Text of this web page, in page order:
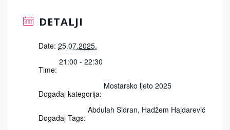
DETALJI
Date: 25.07.2025.
Time:
21:00 - 22:30
Događaj kategorija:
Mostarsko ljeto 2025
Događaj Tags:
Abdulah Sidran, Hadžem Hajdarević